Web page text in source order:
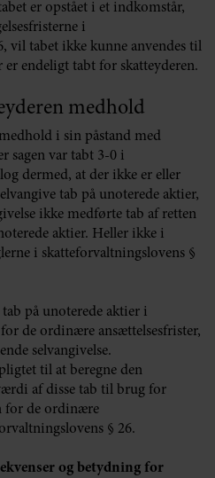
er opstået i et indkomstår,
i
vil tabet ikke kunne anvendes til
er endeligt tabt for skatteyderen.
medhold
i sin påstand med
sagen var tabt 3-0 i
dermed, at der ikke er eller
tab på unoterede aktier,
ikke medførte tab af retten
aktier. Heller ikke i
i skatteforvaltningslovens §
tab på unoterede aktier i
de ordinære ansættelsesfrister,
selvangivelse.
til at beregne den
af disse tab til brug for
for de ordinære
§ 26.
og betydning for